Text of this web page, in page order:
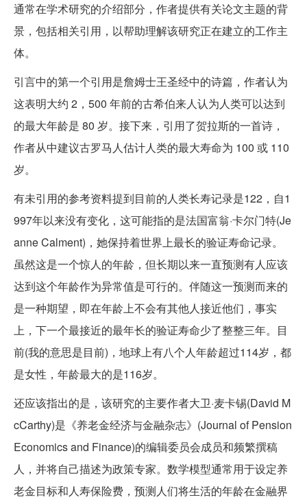
通常在学术研究的介绍部分，作者提供有关论文主题的背
景，包括相关引用，以帮助理解该研究正在建立的工作主
体。
引言中的第一个引用是詹姆士王圣经中的诗篇，作者认为
这表明大约 2，500 年前的古希伯来人认为人类可以达到
的最大年龄是 80 岁。接下来，引用了贺拉斯的一首诗，
作者从中建议古罗马人估计人类的最大寿命为 100 或 110
岁。
有未引用的参考资料提到目前的人类长寿记录是122，自1
997年以来没有变化，这可能指的是法国富翁·卡尔门特(Je
anne Calment)，她保持着世界上最长的验证寿命记录。
虽然这是一个惊人的年龄，但长期以来一直预测有人应该
达到这个年龄作为异常值是可行的。伴随这一预测而来的
是一种期望，即在年龄上不会有其他人接近他们，事实
上，下一个最接近的最年长的验证寿命少了整整三年。目
前(我的意思是目前)，地球上有八个人年龄超过114岁，都
是女性，年龄最大的是116岁。
还应该指出的是，该研究的主要作者大卫·麦卡锡(David M
cCarthy)是《养老金经济与金融杂志》(Journal of Pension
Economics and Finance)的编辑委员会成员和频繁撰稿
人，并将自己描述为政策专家。数学模型通常用于设定养
老金目标和人寿保险费，预测人们将生活的年龄在金融界